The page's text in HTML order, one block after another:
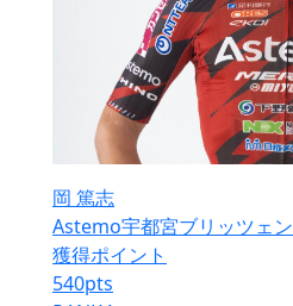
岡 篤志
Astemo宇都宮ブリッツェン
獲得ポイント
540pts